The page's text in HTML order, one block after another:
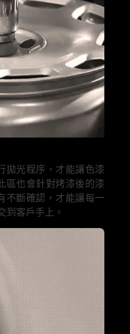
拋光程序，才能讓色漆
區也會針對烤漆後的漆
不斷確認，才能讓每一
到客戶手上。